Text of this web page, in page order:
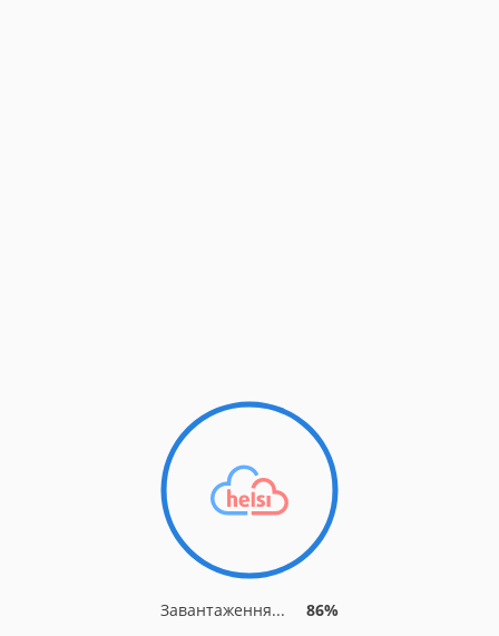
Завантаження... 86%